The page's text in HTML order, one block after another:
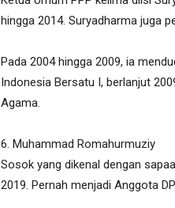
hingga 2014. Suryadharma juga
Pada 2004 hingga 2009, ia
Indonesia Bersatu I, berlanjut
Agama.
6. Muhammad Romahurmuziy
Sosok yang dikenal dengan
2019. Pernah menjadi Anggota